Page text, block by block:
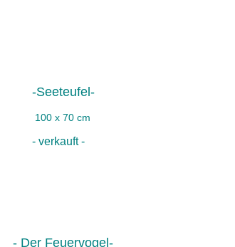
-Seeteufel-
100 x 70 cm
- verkauft -
- Der Feuervogel-